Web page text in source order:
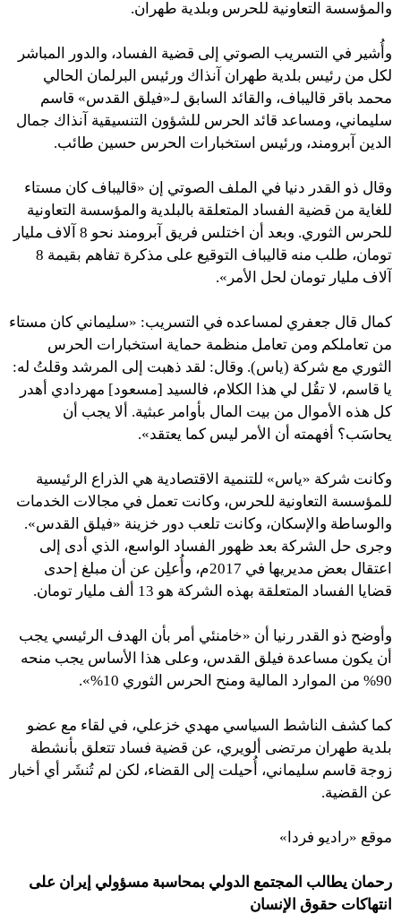
والمؤسسة التعاونية للحرس وبلدية طهران.
وأُشير في التسريب الصوتي إلى قضية الفساد، والدور المباشر
لكل من رئيس بلدية طهران آنذاك ورئيس البرلمان الحالي
محمد باقر قاليباف، والقائد السابق لـ«فيلق القدس» قاسم
سليماني، ومساعد قائد الحرس للشؤون التنسيقية آنذاك جمال
الدين آبرومند، ورئيس استخبارات الحرس حسين طائب.
وقال ذو القدر دنيا في الملف الصوتي إن «قاليباف كان مستاء
للغاية من قضية الفساد المتعلقة بالبلدية والمؤسسة التعاونية
للحرس الثوري. وبعد أن اختلس فريق آبرومند نحو 8 آلاف مليار
تومان، طلب منه قاليباف التوقيع على مذكرة تفاهم بقيمة 8
آلاف مليار تومان لحل الأمر».
كمال قال جعفري لمساعده في التسريب: «سليماني كان مستاء
من تعاملكم ومن تعامل منظمة حماية استخبارات الحرس
الثوري مع شركة (ياس). وقال: لقد ذهبت إلى المرشد وقلتُ له:
يا قاسم، لا تقُل لي هذا الكلام، فالسيد [مسعود] مهردادي أهدر
كل هذه الأموال من بيت المال بأوامر عبثية. ألا يجب أن
يحاسَب؟ أفهمته أن الأمر ليس كما يعتقد».
وكانت شركة «ياس» للتنمية الاقتصادية هي الذراع الرئيسية
للمؤسسة التعاونية للحرس، وكانت تعمل في مجالات الخدمات
والوساطة والإسكان، وكانت تلعب دور خزينة «فيلق القدس».
وجرى حل الشركة بعد ظهور الفساد الواسع، الذي أدى إلى
اعتقال بعض مديريها في 2017م، وأُعلِن عن أن مبلغ إحدى
قضايا الفساد المتعلقة بهذه الشركة هو 13 ألف مليار تومان.
وأوضح ذو القدر رنيا أن «خامنئي أمر بأن الهدف الرئيسي يجب
أن يكون مساعدة فيلق القدس، وعلى هذا الأساس يجب منحه
90% من الموارد المالية ومنح الحرس الثوري 10%».
كما كشف الناشط السياسي مهدي خزعلي، في لقاء مع عضو
بلدية طهران مرتضى ألويري، عن قضية فساد تتعلق بأنشطة
زوجة قاسم سليماني، أُحيلت إلى القضاء، لكن لم تُنشَر أي أخبار
عن القضية.
موقع «راديو فردا»
رحمان يطالب المجتمع الدولي بمحاسبة مسؤولي إيران على
انتهاكات حقوق الإنسان